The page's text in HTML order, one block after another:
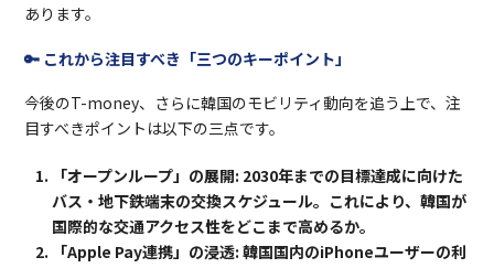
あります。
🔑 これから注目すべき「三つのキーポイント」
今後のT-money、さらに韓国のモビリティ動向を追う上で、注
目すべきポイントは以下の三点です。
「オープンループ」の展開: 2030年までの目標達成に向けた
バス・地下鉄端末の交換スケジュール。これにより、韓国が
国際的な交通アクセス性をどこまで高めるか。
「Apple Pay連携」の浸透: 韓国国内のiPhoneユーザーの利